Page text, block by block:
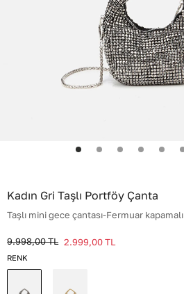
Kadın Gri Taşlı Portföy Çanta
Taşlı mini gece çantası-Fermuar kapamalı
9.998,00TL 2.999,00TL
RENK